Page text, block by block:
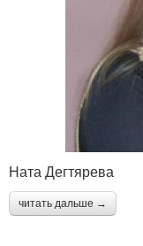
Ната Дегтярева
читать дальше →